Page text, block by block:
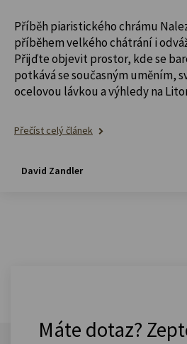
Příběh piaristického chrámu
příběhem velkého chátrání i
Přijďte objevit prostor, kde se
potkává se současným uměním,
ocelovou lávkou a výhledy na
Přečíst celý článek
David Zandler
Máte dotaz?